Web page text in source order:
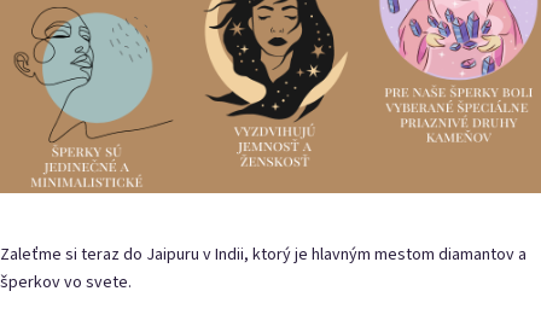
Zaleťme si teraz do Jaipuru v Indii, ktorý je hlavným mestom diamantov a
šperkov vo svete.